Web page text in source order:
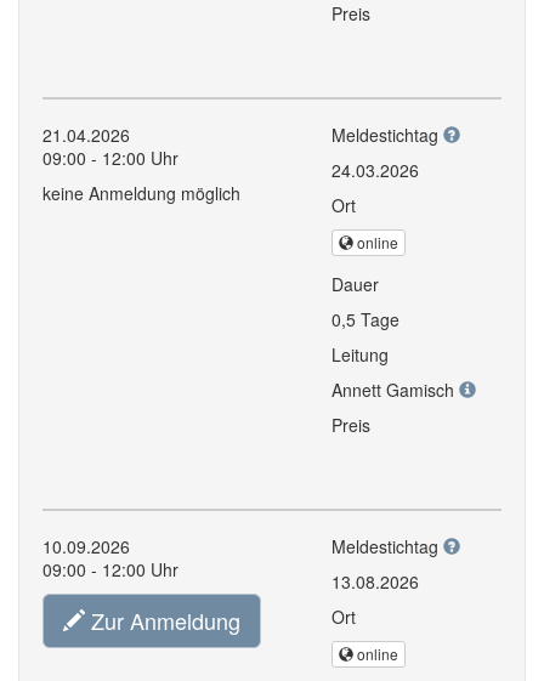
Preis
21.04.2026
09:00 - 12:00 Uhr
keine Anmeldung möglich
Meldestichtag
24.03.2026
Ort
online
Dauer
0,5 Tage
Leitung
Annett Gamisch
Preis
10.09.2026
09:00 - 12:00 Uhr
Zur Anmeldung
Meldestichtag
13.08.2026
Ort
online